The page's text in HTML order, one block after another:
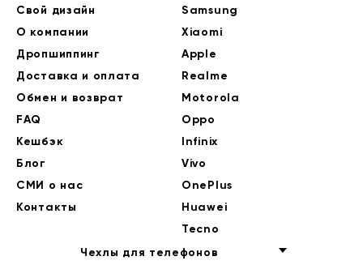
Свой дизайн
О компании
Дропшиппинг
Доставка и оплата
Обмен и возврат
FAQ
Кешбэк
Блог
СМИ о нас
Контакты
Samsung
Xiaomi
Apple
Realme
Motorola
Oppo
Infinix
Vivo
OnePlus
Huawei
Tecno
Чехлы для телефонов